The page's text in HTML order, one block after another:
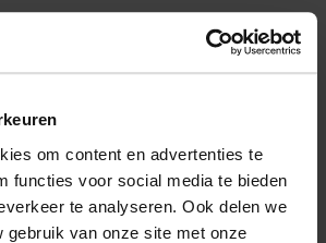
om content en advertenties te
functies voor social media te bieden
te analyseren. Ook delen we
gebruik van onze site met onze
met print